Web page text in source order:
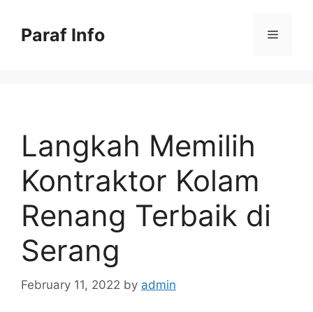
contentParaf Info Menu
Langkah Memilih
Kontraktor Kolam
Renang Terbaik di
Serang
February 11, 2022 by admin